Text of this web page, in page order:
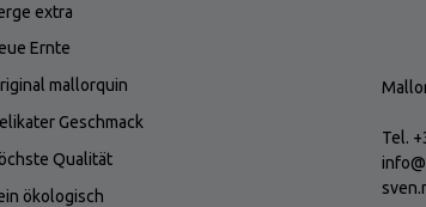
extra
Ernte
mallorquin
Geschmack
Qualität
ökologisch
Tel.